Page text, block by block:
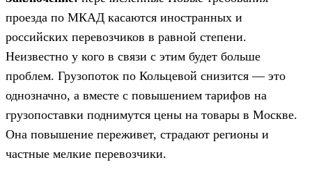
проезда по МКАД касаются иностранных и
российских перевозчиков в равной степени.
Неизвестно у кого в связи с этим будет больше
проблем. Грузопоток по Кольцевой снизится — это
однозначно, а вместе с повышением тарифов на
грузопоставки поднимутся цены на товары в Москве.
Она повышение переживет, страдают регионы и
частные мелкие перевозчики.